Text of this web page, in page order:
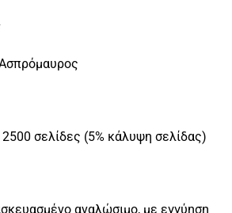
σελίδες (5% κάλυψη σελίδας)
αναλώσιμο, με εγγύηση